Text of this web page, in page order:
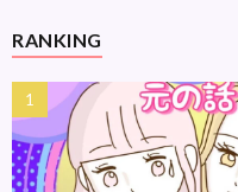
RANKING